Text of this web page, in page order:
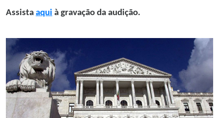
Assista aqui à gravação da audição.